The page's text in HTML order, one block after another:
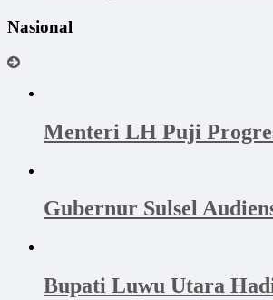
Nasional
Menteri LH Puji
Gubernur Sulsel
Bupati Luwu Utara